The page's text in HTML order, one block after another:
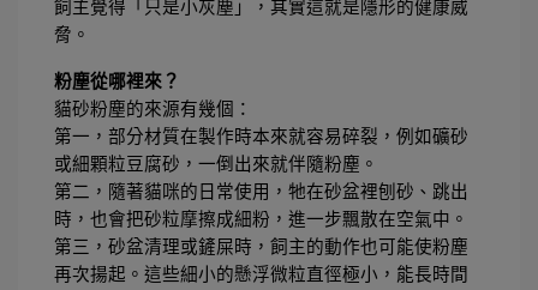
飼主覺得「只是小灰塵」，其實這就是隱形的健康威
脅。
粉塵從哪裡來？
貓砂粉塵的來源有幾個：
第一，部分材質在製作時本來就容易碎裂，例如礦砂
或細顆粒豆腐砂，一倒出來就伴隨粉塵。
第二，隨著貓咪的日常使用，牠在砂盆裡刨砂、跳出
時，也會把砂粒摩擦成細粉，進一步飄散在空氣中。
第三，砂盆清理或鏟屎時，飼主的動作也可能使粉塵
再次揚起。這些細小的懸浮微粒直徑極小，能長時間